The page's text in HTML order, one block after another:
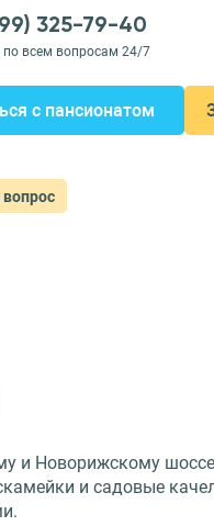
325-79-40
по всем вопросам 24/7
с пансионатом
и Новорижскому
и садовые